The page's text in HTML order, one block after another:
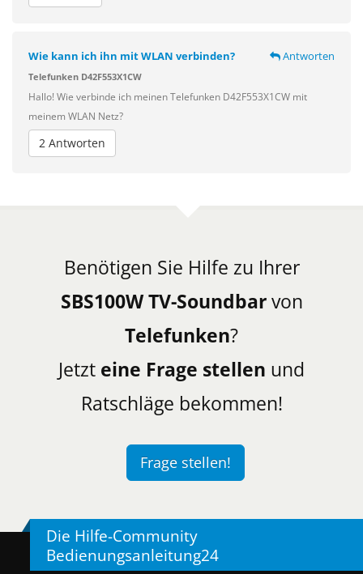
Wie kann ich ihn mit WLAN verbinden? Antworten
Telefunken D42F553X1CW
Hallo! Wie verbinde ich meinen Telefunken D42F553X1CW mit
meinem WLAN Netz?
2 Antworten
Benötigen Sie Hilfe zu Ihrer
SBS100W TV-Soundbarvon
Telefunken?
Jetzt eine Frage stellen und
Ratschläge bekommen!
Frage stellen!
Die Hilfe-Community
Bedienungsanleitung24